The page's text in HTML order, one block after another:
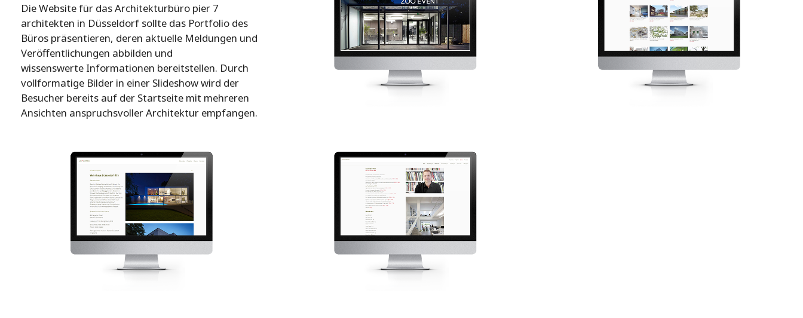
Die Website für das Architekturbüro pier 7
architekten in Düsseldorf sollte das Portfolio des
Büros präsentieren, deren aktuelle Meldungen und
Veröffentlichungen abbilden und
wissenswerte Informationen bereitstellen. Durch
vollformatige Bilder in einer Slideshow wird der
Besucher bereits auf der Startseite mit mehreren
Ansichten anspruchsvoller Architektur empfangen.